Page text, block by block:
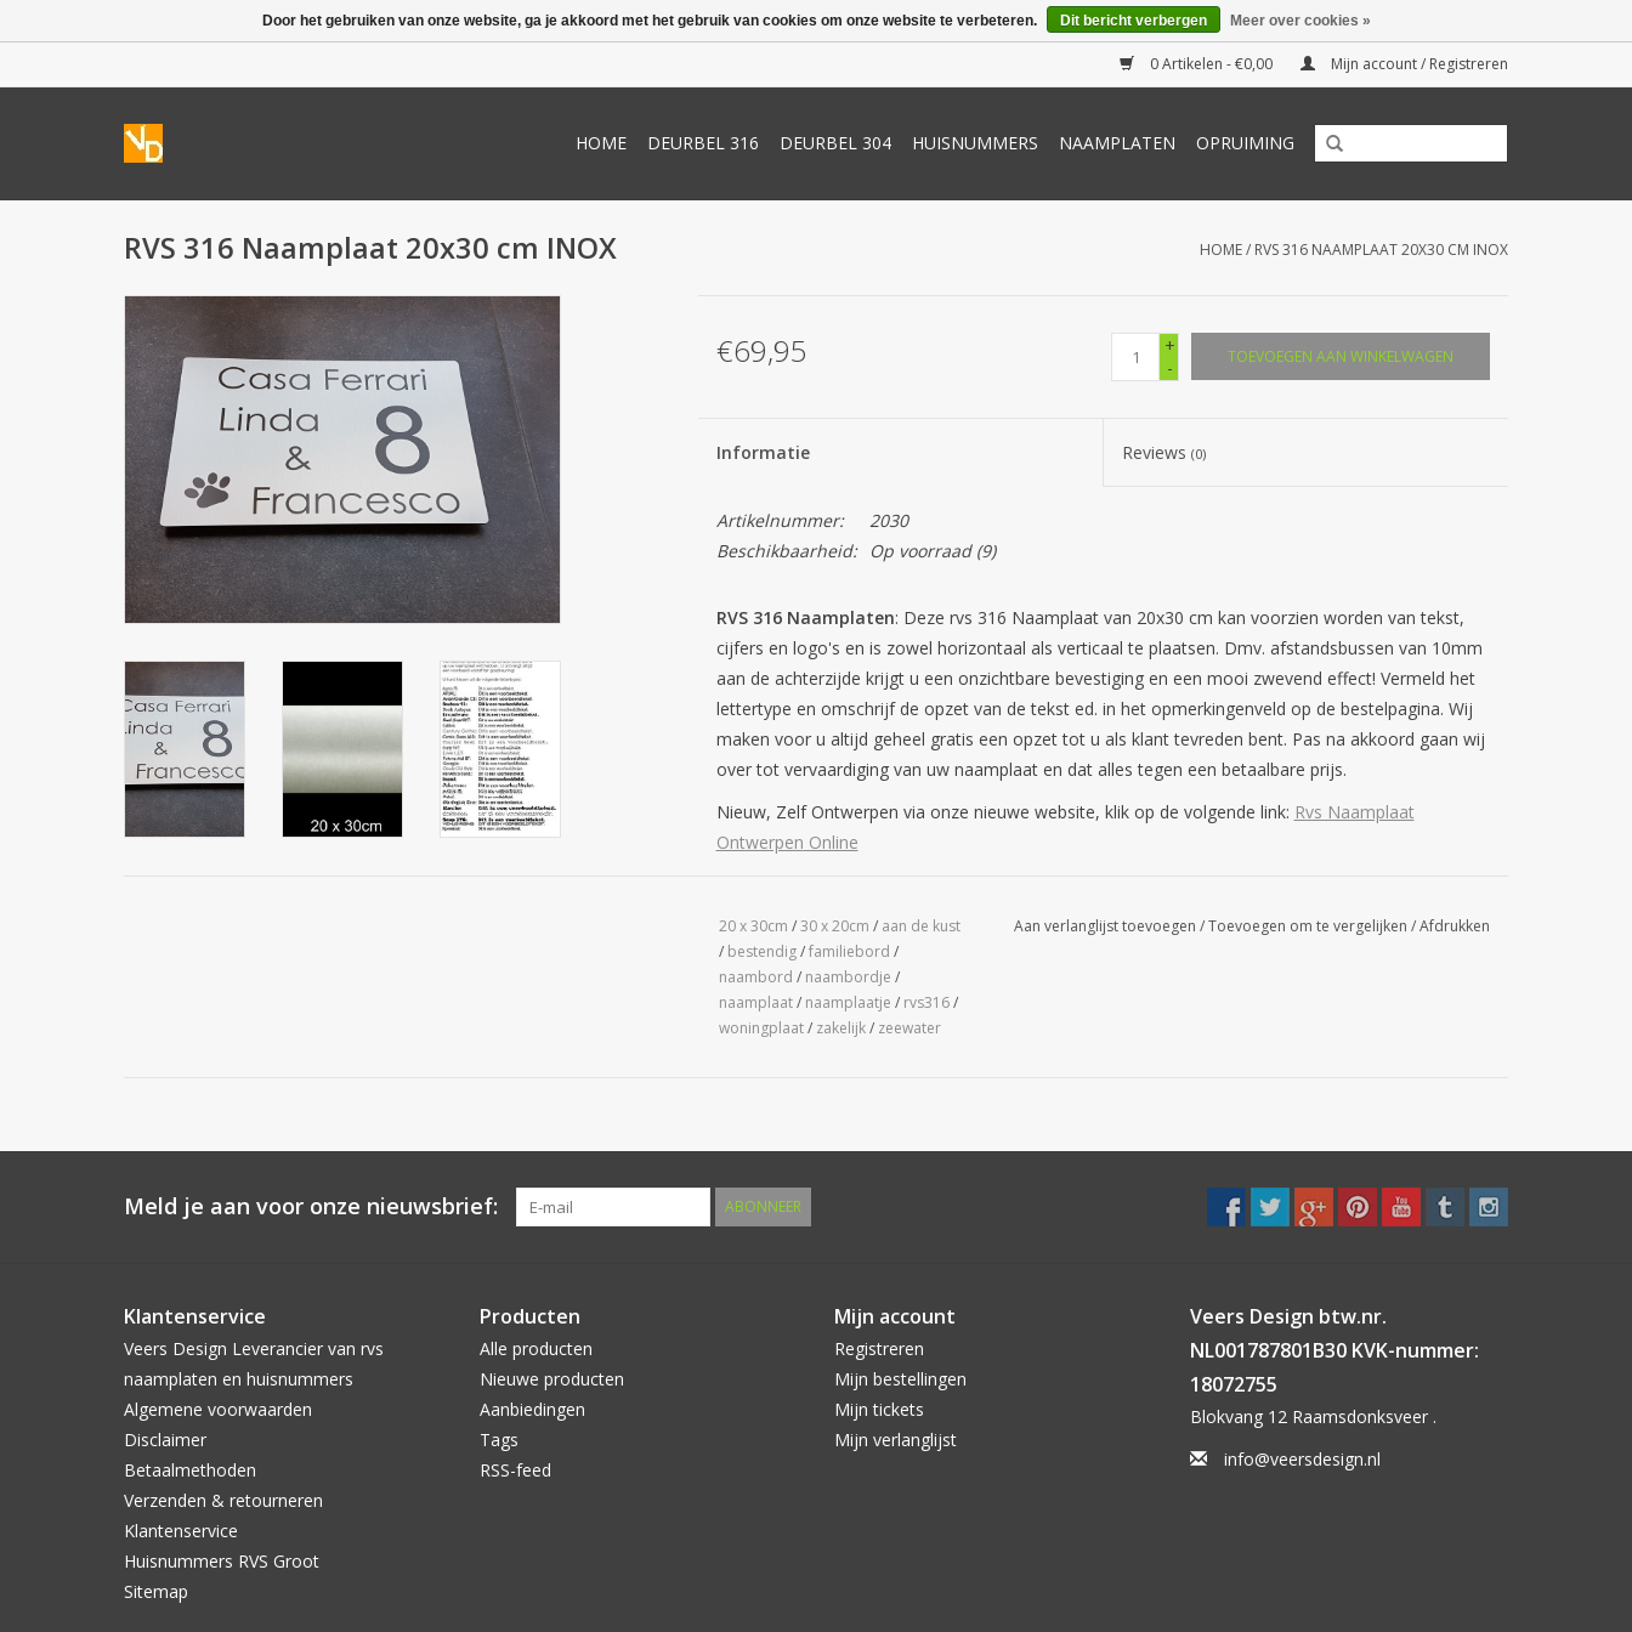
0 Artikelen - €0,00 Mijn account / Registreren
HOME DEURBEL 316 DEURBEL 304 HUISNUMMERS NAAMPLATEN OPRUIMING
RVS 316 Naamplaat 20x30 cm INOX HOME/ RVS 316 NAAMPLAAT 20X30 CM INOX
€69,95
+
-
TOEVOEGEN AAN WINKELWAGEN
Informatie Reviews(0)
Artikelnummer:
2030
Beschikbaarheid:
Op voorraad(9)
RVS 316 Naamplaten: Deze rvs 316 Naamplaat van 20x30 cm kan voorzien worden van tekst,
cijfers en logo's en is zowel horizontaal als verticaal te plaatsen. Dmv. afstandsbussen van 10mm
aan de achterzijde krijgt u een onzichtbare bevestiging en een mooi zwevend effect! Vermeld het
lettertype en omschrijf de opzet van de tekst ed. in het opmerkingenveld op de bestelpagina. Wij
maken voor u altijd geheel gratis een opzet tot u als klant tevreden bent. Pas na akkoord gaan wij
over tot vervaardiging van uw naamplaat en dat alles tegen een betaalbare prijs.
Nieuw, Zelf Ontwerpen via onze nieuwe website, klik op de volgende link: Rvs Naamplaat
Ontwerpen Online
20 x 30cm /30 x 20cm / aan de kust
/ bestendig/familiebord /
naambord / naambordje /
naamplaat/ naamplaatje / rvs316/
woningplaat/ zakelijk/ zeewater
Aan verlanglijst toevoegen /Toevoegen om te vergelijken /Afdrukken
Meld je aan voor onze nieuwsbrief: ABONNEER
Klantenservice
Veers Design Leverancier van rvs
naamplaten en huisnummers
Algemene voorwaarden
Disclaimer
Betaalmethoden
Verzenden & retourneren
Klantenservice
Huisnummers RVS Groot
Sitemap
Producten
Alle producten
Nieuwe producten
Aanbiedingen
Tags
RSS-feed
Mijn account
Registreren
Mijn bestellingen
Mijn tickets
Mijn verlanglijst
Veers Design btw.nr.
NL001787801B30 KVK-nummer:
18072755
Blokvang 12 Raamsdonksveer .
info@veersdesign.nl
Door het gebruiken van onze website, ga je akkoord met het gebruik van cookies om onze website te verbeteren. Dit bericht verbergen Meer over cookies »